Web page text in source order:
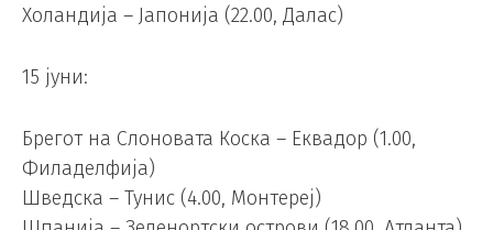
Холандија – Јапонија (22.00, Далас)
15 јуни:
Брегот на Слоновата Коска – Еквадор (1.00,
Филаделфија)
Шведска – Тунис (4.00, Монтереј)